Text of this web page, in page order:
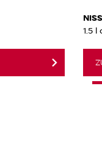
1.5 l